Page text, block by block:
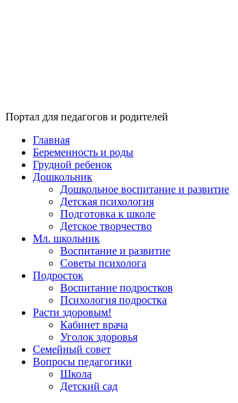
Портал для педагогов и родителей
Главная
Беременность и роды
Грудной ребенок
Дошкольник
Дошкольное воспитание и развитие
Детская психология
Подготовка к школе
Детское творчество
Мл. школьник
Воспитание и развитие
Советы психолога
Подросток
Воспитание подростков
Психология подростка
Расти здоровым!
Кабинет врача
Уголок здоровья
Семейный совет
Вопросы педагогики
Школа
Детский сад